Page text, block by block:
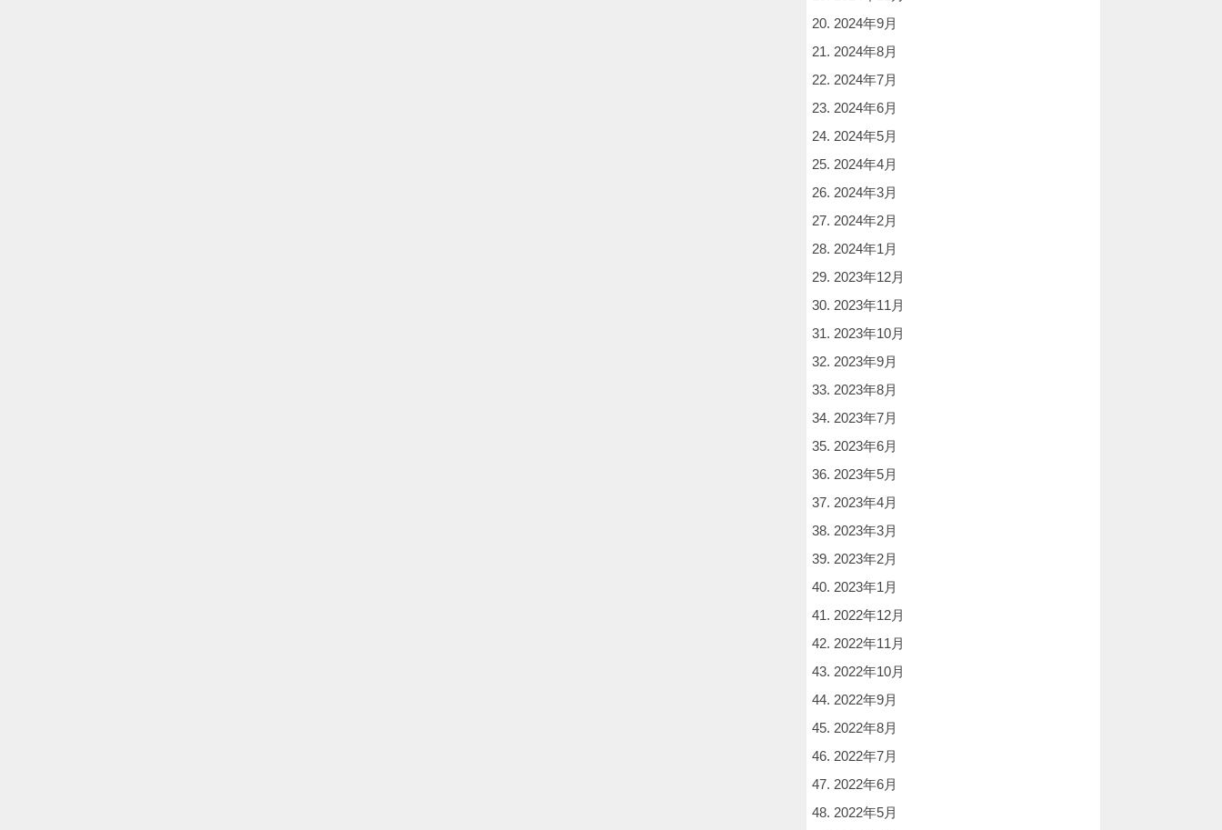
2024年9月
2024年8月
2024年7月
2024年6月
2024年5月
2024年4月
2024年3月
2024年2月
2024年1月
2023年12月
2023年11月
2023年10月
2023年9月
2023年8月
2023年7月
2023年6月
2023年5月
2023年4月
2023年3月
2023年2月
2023年1月
2022年12月
2022年11月
2022年10月
2022年9月
2022年8月
2022年7月
2022年6月
2022年5月